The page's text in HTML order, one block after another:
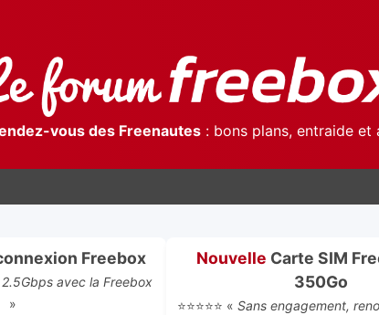
vous des Freenautes: bons plans, entraide et
Freebox
avec la Freebox
»
Nouvelle Carte SIM
350Go
⭐⭐⭐⭐⭐ « Sans engagement,